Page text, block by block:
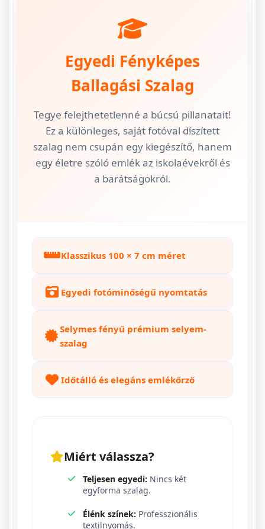
Egyedi Fényképes
Ballagási Szalag
Tegye felejthetetlenné a búcsú pillanatait!
Ez a különleges, saját fotóval díszített
szalag nem csupán egy kiegészítő, hanem
egy életre szóló emlék az iskolaévekről és
a barátságokról.
Klasszikus 100 × 7 cm méret
Egyedi fotóminőségű nyomtatás
Selymes fényű prémium selyem-
szalag
Időtálló és elegáns emlékőrző
Miért válassza?
Teljesen egyedi: Nincs két
egyforma szalag.
Élénk színek: Professzionális
textilnyomás.